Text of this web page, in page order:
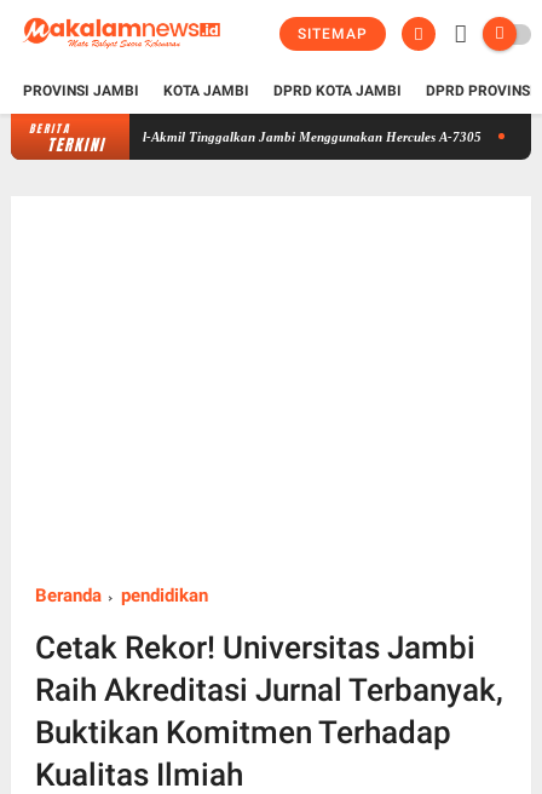
SITEMAP
PROVINSI JAMBI KOTA JAMBI DPRD KOTA JAMBI DPRD
BERITA
TERKINITaruna Bhakti 2026 di Sekolah Rakyat Selesai, Taruna Akpol-Akmil
Beranda pendidikan
Cetak Rekor! Universitas Jambi
Raih Akreditasi Jurnal Terbanyak,
Buktikan Komitmen Terhadap
Kualitas Ilmiah